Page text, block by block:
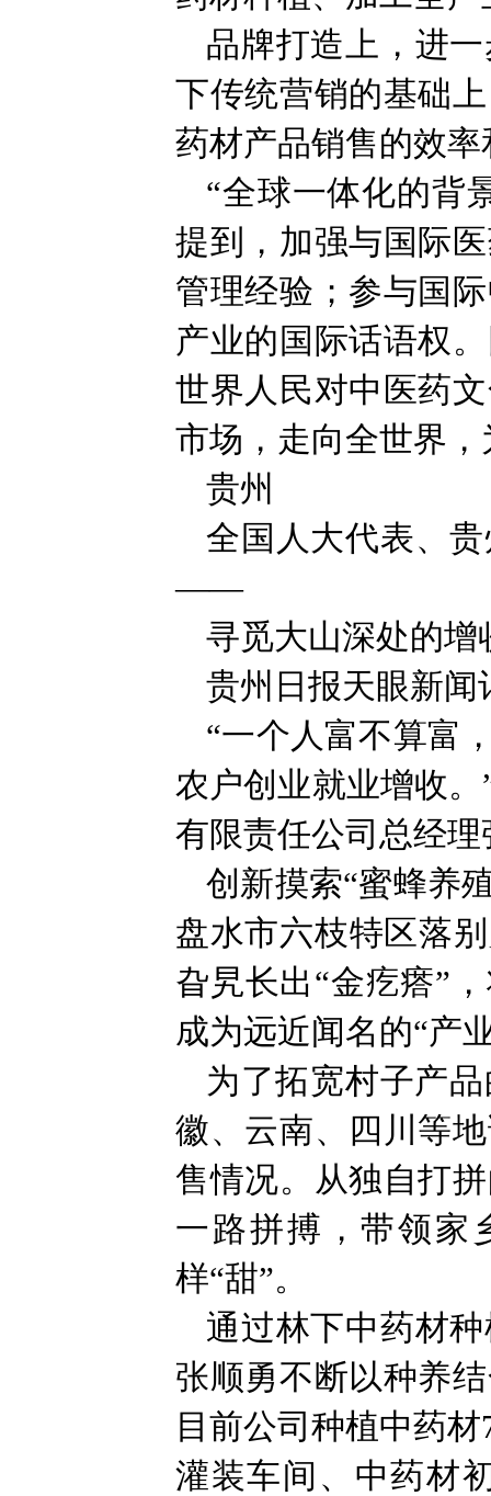
品牌打造上，进
下传统营销的基础
药材产品销售的效
“全球一体化的背
提到，加强与国际
管理经验；参与国
产业的国际话语权
世界人民对中医药
市场，走向全世界
贵州
全国人大代表、
——
寻觅大山深处的增
贵州日报天眼新闻
“一个人富不算富
农户创业就业增收
有限责任公司总经
创新摸索“蜜蜂养
盘水市六枝特区落
旮旯长出“金疙瘩”
成为远近闻名的“产
为了拓宽村子产
徽、云南、四川等
售情况。从独自打
一路拼搏，带领家
样“甜”。
通过林下中药材
张顺勇不断以种养
目前公司种植中药
灌装车间、中药材